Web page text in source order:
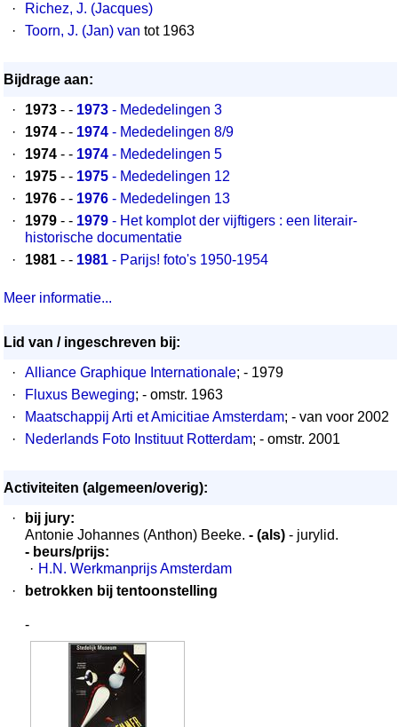
·
Richez, J. (Jacques)
·
Toorn, J. (Jan) van tot 1963
Bijdrage aan:
·
1973 - - 1973 - Mededelingen 3
·
1974 - - 1974 - Mededelingen 8/9
·
1974 - - 1974 - Mededelingen 5
·
1975 - - 1975 - Mededelingen 12
·
1976 - - 1976 - Mededelingen 13
·
1979 - - 1979 - Het komplot der vijftigers : een literair-
historische documentatie
·
1981 - - 1981 - Parijs! foto's 1950-1954
Meer informatie...
Lid van / ingeschreven bij:
·
Alliance Graphique Internationale; - 1979
·
Fluxus Beweging; - omstr. 1963
·
Maatschappij Arti et Amicitiae Amsterdam; - van voor 2002
·
Nederlands Foto Instituut Rotterdam; - omstr. 2001
Activiteiten (algemeen/overig):
·
bij jury:
Antonie Johannes (Anthon) Beeke. - (als) - jurylid.
- beurs/prijs:
· H.N. Werkmanprijs Amsterdam
·
betrokken bij tentoonstelling
-